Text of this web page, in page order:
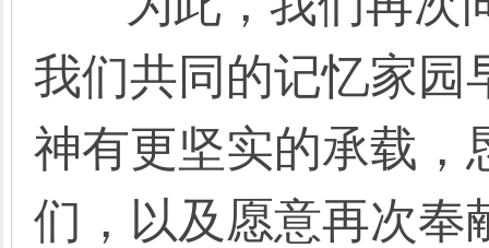
我们共同的记忆家园
神有更坚实的承载，
们，以及愿意再次奉